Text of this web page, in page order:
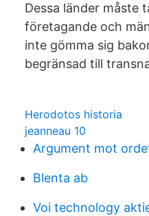
Dessa länder måste
företagande och
inte gömma sig
begränsad till
Herodotos historia
jeanneau 10
Argument mot
Blenta ab
Voi technology